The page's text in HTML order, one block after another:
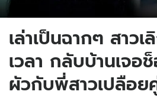
เล่าเป็นฉากๆ สาว
เวลา กลับบ้านเจอ
ผัวกับพี่สาวเปลือย